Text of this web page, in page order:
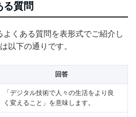
る質問
よくある質問を表形式でご紹介し
以下の通りです。
回答
「デジタル技術で人々の生活をより良
く変えること」を意味します。